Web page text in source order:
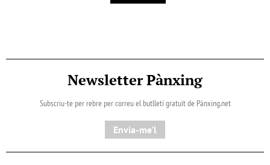
Newsletter Pànxing
Subscriu-te per rebre per correu el butlletí gratuït de Pànxing.net​
Envia-me'l